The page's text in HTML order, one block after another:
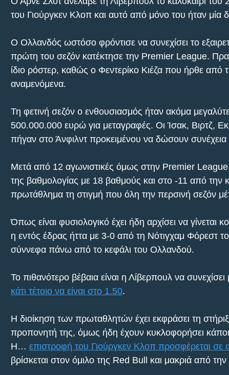
του Γιούργκεν Κλοπ και αυτό από μόνο του ήταν μία
Ο Ολλανδός ωστόσο φρόντισε να συνεχίσει το
πρώτη του σεζόν κατέκτησε την Premier League.
ίδιο ρόστερ, καθώς ο Φεντερίκο Κιέζα που ήρθε από
αναμενόμενα.
Τη φετινή σεζόν ο ενθουσιασμός ήταν ακόμα
500.000.000 ευρώ για μεταγραφές. Οι Ίσακ, Βιρτζ,
πήγαν στο Άνφιλντ προκειμένου να δώσουν συνέχεια
Μετά από 12 αγωνιστικές όμως στην Premier
της βαθμολογίας με 18 βαθμούς και στο -11 από την
πρωτάθλημα τη στιγμή που όλη την περσινή σεζόν
Όπως είναι φυσιολογικό έχει ήδη αρχίσει να γίνεται
η εντός έδρας ήττα με 3-0 από τη Νότιγχαμ Φόρεστ
σύννεφα πάνω από το κεφάλι του Ολλανδού.
Το πιθανότερο βέβαια είναι η Λίβερπουλ να
κάτι τέτοιο να είναι στο 1.50.
Η διοίκηση των πρωταθλητών έχει εκφράσει τη
προπονητή της, όμως ήδη έχουν κυκλοφορήσει
Η… επιστροφή του Γιούργκεν Κλοπ προσφέρεται
βρίσκεται στον όμιλο της Red Bull και μακριά από